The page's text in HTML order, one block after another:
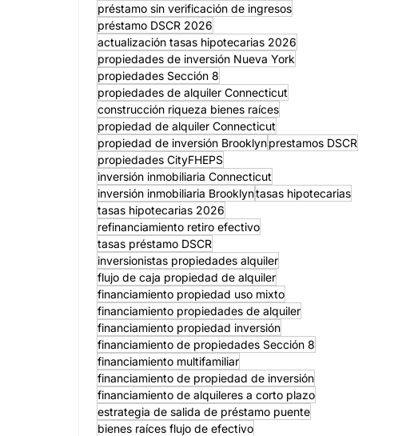
préstamo sin verificación de ingresos
préstamo DSCR 2026
actualización tasas hipotecarias 2026
propiedades de inversión Nueva York
propiedades Sección 8
propiedades de alquiler Connecticut
construcción riqueza bienes raíces
propiedad de alquiler Connecticut
propiedad de inversión Brooklynprestamos DSCR
propiedades CityFHEPS
inversión inmobiliaria Connecticut
inversión inmobiliaria Brooklyntasas hipotecarias
tasas hipotecarias 2026
refinanciamiento retiro efectivo
tasas préstamo DSCR
inversionistas propiedades alquiler
flujo de caja propiedad de alquiler
financiamiento propiedad uso mixto
financiamiento propiedades de alquiler
financiamiento propiedad inversión
financiamiento de propiedades Sección 8
financiamiento multifamiliar
financiamiento de propiedad de inversión
financiamiento de alquileres a corto plazo
estrategia de salida de préstamo puente
bienes raíces flujo de efectivo